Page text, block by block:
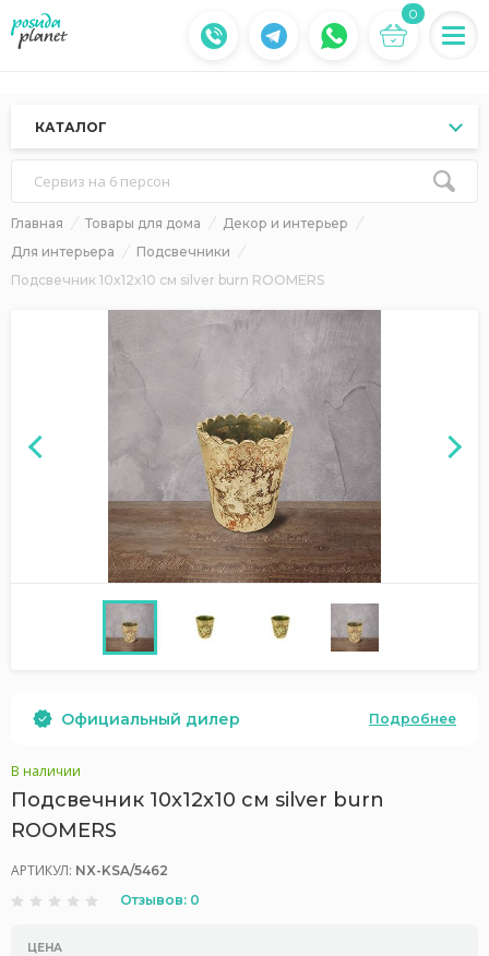
0
КАТАЛОГ
Сервиз на 6 персон
Главная Товары для дома
Декор и интерьер
Для интерьера
Подсвечники
Подсвечник 10x12x10 см silver burn ROOMERS
Официальный дилер Подробнее
В наличии
Подсвечник 10x12x10 см silver burn
ROOMERS
АРТИКУЛ: NX-KSA/5462
Отзывов: 0
ЦЕНА